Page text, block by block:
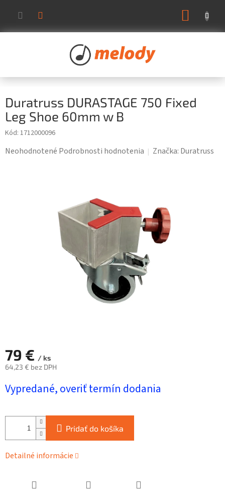
obsah
Duratruss DURASTAGE 750 Fixed
Leg Shoe 60mm w B
Kód: 1712000096
Priemerné
Neohodnotené Podrobnosti hodnotenia Značka: Duratruss
79 € / ks
64,23 € bez DPH
cena:
Vypredané, overiť termín dodania
Pridať do košíka
Detailné informácie